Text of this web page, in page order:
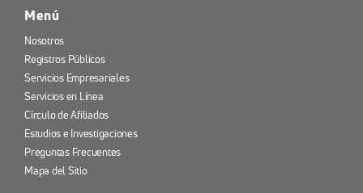
Menú
Nosotros
Registros Públicos
Servicios Empresariales
Servicios en Línea
Círculo de Afiliados
Estudios e Investigaciones
Preguntas Frecuentes
Mapa del Sitio